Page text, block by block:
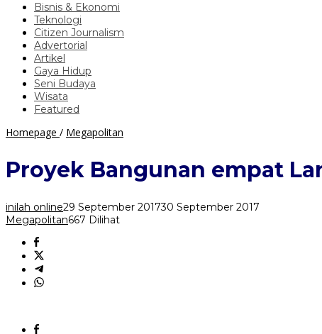
Bisnis & Ekonomi
Teknologi
Citizen Journalism
Advertorial
Artikel
Gaya Hidup
Seni Budaya
Wisata
Featured
Homepage / Megapolitan
Lantai
Transmart
Kota
Proyek Bangunan empat
inilah online29 September 201730 September 2017
Megapolitan667 Dilihat